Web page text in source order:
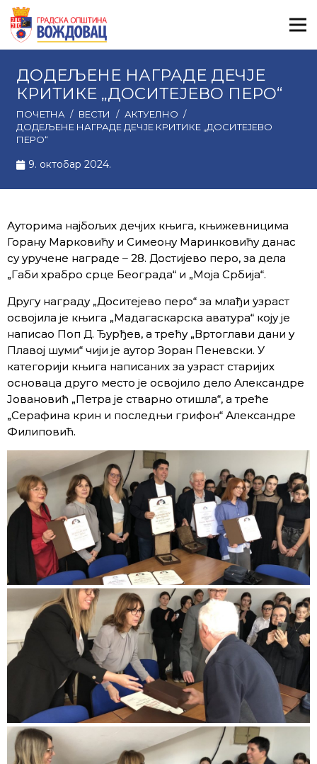
ДОДЕЉЕНЕ НАГРАДЕ ДЕЧЈЕ
КРИТИКЕ „ДОСИТЕЈЕВО ПЕРО“
ПОЧЕТНА / ВЕСТИ / АКТУЕЛНО /
ДОДЕЉЕНЕ НАГРАДЕ ДЕЧЈЕ КРИТИКЕ „ДОСИТЕЈЕВО
ПЕРО“
9. октобар 2024.
Ауторима најбољих дечјих књига, књижевницима
Горану Марковићу и Симеону Маринковићу данас
су уручене награде – 28. Достијево перо, за дела
„Габи храбро срце Београда“ и „Моја Србија“.
Другу награду „Доситејево перо“ за млађи узраст
освојила је књига „Мадагаскарска аватура“ коју је
написао Поп Д. Ђурђев, а трећу „Вртоглави дани у
Плавој шуми“ чији је аутор Зоран Пеневски. У
категорији књига написаних за узраст старијих
основаца друго место је освојило дело Александре
Јовановић „Петра је стварно отишла“, а треће
„Серафина крин и последњи грифон“ Александре
Филиповић.